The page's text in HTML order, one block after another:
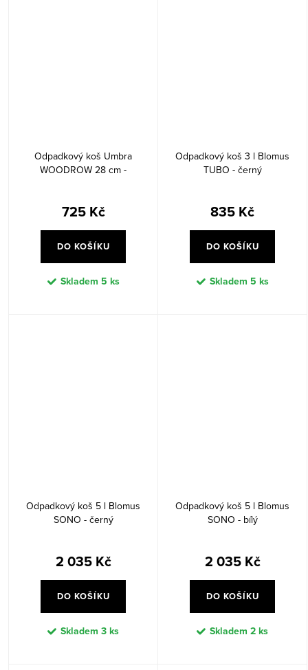
Odpadkový koš Umbra
WOODROW 28 cm -
725 Kč
DO KOŠÍKU
Skladem 5 ks
Odpadkový koš 3 l Blomus
TUBO - černý
835 Kč
DO KOŠÍKU
Skladem 5 ks
Odpadkový koš 5 l Blomus
SONO - černý
2 035 Kč
DO KOŠÍKU
Skladem 3 ks
Odpadkový koš 5 l Blomus
SONO - bílý
2 035 Kč
DO KOŠÍKU
Skladem 2 ks